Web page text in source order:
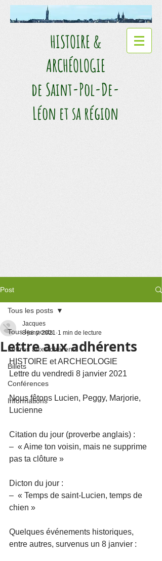
HISTOIRE &
ARCHÉOLOGIE​
de Saint-Pol-De-
Léon et sa région
Post
Tous les posts
Lettres aux adhérents
Billets
Conférences
Informations
Tous les posts
Lettre aux adhérents
Jacques
8 janv. 2021 1 min de lecture
HISTOIRE et ARCHEOLOGIE
Lettre du vendredi 8 janvier 2021
Nous fêtons Lucien, Peggy, Marjorie,
Lucienne
Citation du jour (proverbe anglais) :
–  « Aime ton voisin, mais ne supprime
pas ta clôture »
Dicton du jour :
–  « Temps de saint-Lucien, temps de
chien »
Quelques événements historiques,
entre autres, survenus un 8 janvier :